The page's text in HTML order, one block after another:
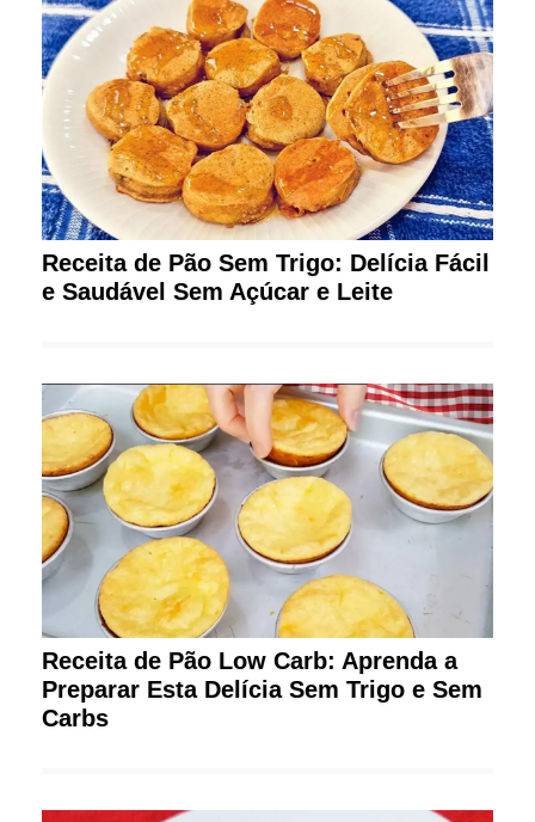
Receita de Pão Sem Trigo: Delícia Fácil
e Saudável Sem Açúcar e Leite
Receita de Pão Low Carb: Aprenda a
Preparar Esta Delícia Sem Trigo e Sem
Carbs